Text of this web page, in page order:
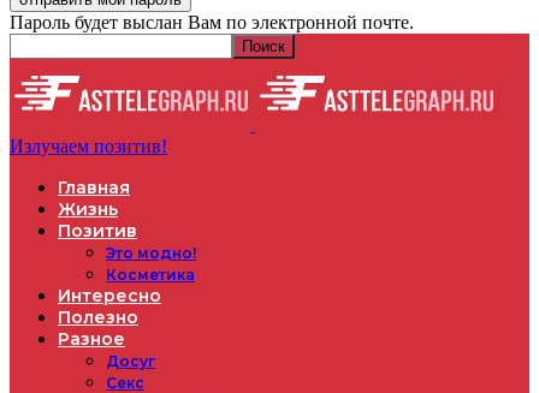
Пароль будет выслан Вам по электронной почте.
Излучаем позитив!
Главная
Жизнь
Позитив
Это модно!
Косметика
Интересно
Полезно
Разное
Досуг
Секс